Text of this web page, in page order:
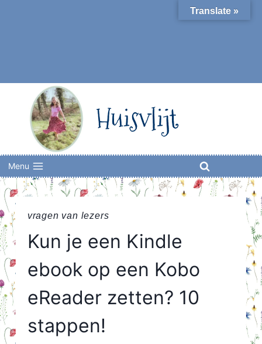
Huisvlijt
Menu
vragen van lezers
Kun je een Kindle
ebook op een Kobo
eReader zetten? 10
stappen!
Translate »